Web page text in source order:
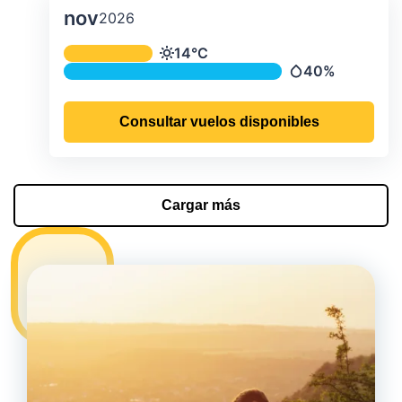
nov2026
Temperatura y precipitación media
Temperatura
14°C
Precipitación
40%
Consultar vuelos disponibles
Cargar más